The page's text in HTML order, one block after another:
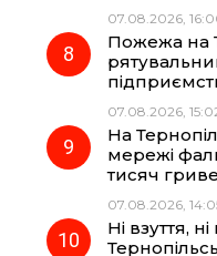
07.08.2026,
Пожежа на
07.08.2026,
На
мережі
тисяч
07.08.2026,
Ні взуття,